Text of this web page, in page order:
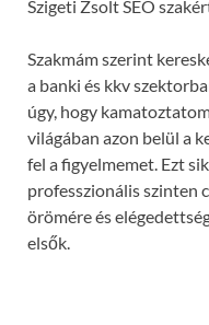
Szigeti Zsolt SEO
Szakmám szerint
a banki és kkv
úgy, hogy
világában azon belül a
fel a figyelmemet. Ezt
professzionális szinten
örömére és
elsők.